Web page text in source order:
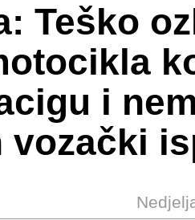
Teško
i
vozački